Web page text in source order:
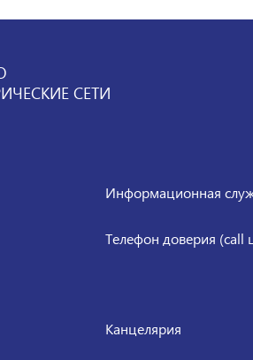
СЕТИ
Информационная
Телефон доверия (call
Канцелярия